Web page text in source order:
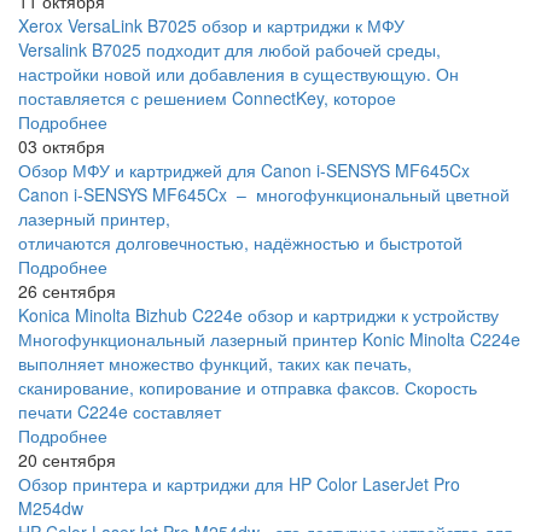
Xerox VersaLink B7025 обзор и картриджи к МФУ
Versalink B7025 подходит для любой рабочей среды,
настройки новой или добавления в существующую. Он
поставляется с решением ConnectKey, которое
Подробнее
03 октября
Обзор МФУ и картриджей для Canon i-SENSYS MF645Cx
Canon i-SENSYS MF645Cx – многофункциональный цветной
лазерный принтер,
отличаются долговечностью, надёжностью и быстротой
Подробнее
26 сентября
Konica Minolta Bizhub C224e обзор и картриджи к устройству
Многофункциональный лазерный принтер Konic Minolta C224e
выполняет множество функций, таких как печать,
сканирование, копирование и отправка факсов. Скорость
печати C224e составляет
Подробнее
20 сентября
Обзор принтера и картриджи для HP Color LaserJet Pro
M254dw